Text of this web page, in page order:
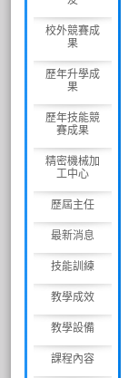
校外競賽成
果
歷年升學成
果
歷年技能競
賽成果
精密機械加
工中心
歷屆主任
最新消息
技能訓練
教學成效
教學設備
課程內容